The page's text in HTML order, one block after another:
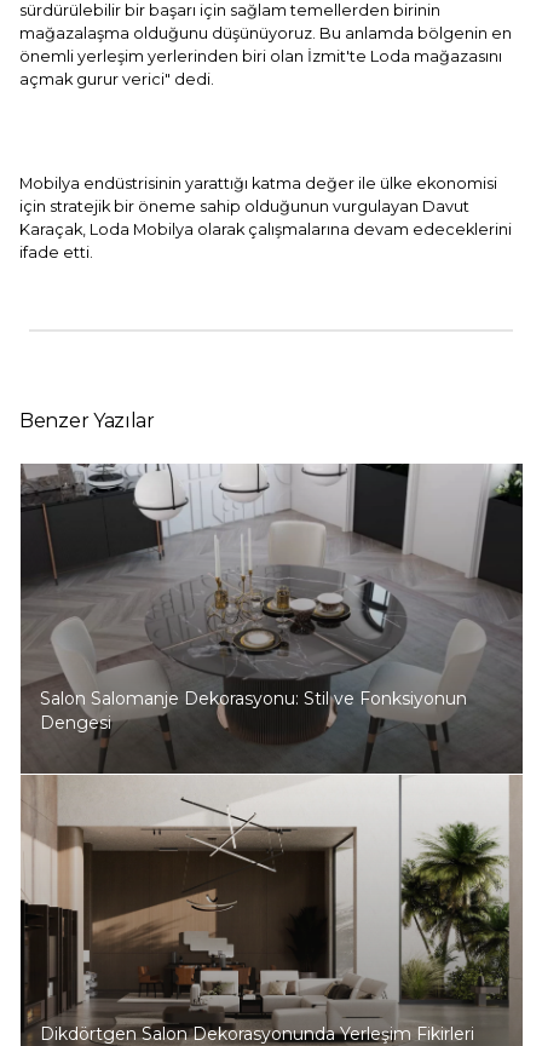
sürdürülebilir bir başarı için sağlam temellerden birinin
mağazalaşma olduğunu düşünüyoruz. Bu anlamda bölgenin en
önemli yerleşim yerlerinden biri olan İzmit'te Loda mağazasını
açmak gurur verici" dedi.
Mobilya endüstrisinin yarattığı katma değer ile ülke ekonomisi
için stratejik bir öneme sahip olduğunun vurgulayan Davut
Karaçak, Loda Mobilya olarak çalışmalarına devam edeceklerini
ifade etti.
Benzer Yazılar
Salon Salomanje Dekorasyonu: Stil ve Fonksiyonun
Dengesi
Dikdörtgen Salon Dekorasyonunda Yerleşim Fikirleri